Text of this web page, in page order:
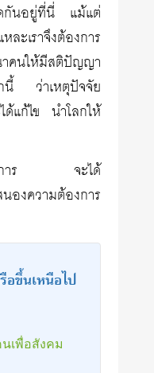
กันอยู่ที่นี่ แม้แต่
ะเราจึงต้องการ
คนให้มีสติปัญญา
กนี้ ว่าเหตุปัจจัย
แก้ไข นำโลกให้
องการ จะได้
งความต้องการ
อขึ้นเหนือไป
เพื่อสังคม